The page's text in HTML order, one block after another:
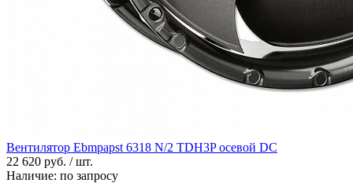
Вентилятор Ebmpapst 6318 N/2 TDH3P осевой DC
22 620 руб. / шт.
Наличие: по запросу